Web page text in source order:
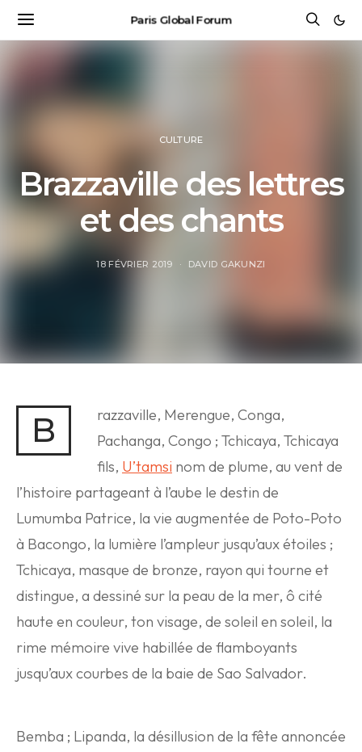
Paris Global Forum
CULTURE
Brazzaville des lettres
et des chants
18 FÉVRIER 2019 DAVID GAKUNZI
B
razzaville, Merengue, Conga,
Pachanga, Congo ; Tchicaya, Tchicaya
fils, U’tamsi nom de plume, au vent de
l’histoire partageant à l’aube le destin de
Lumumba Patrice, la vie augmentée de Poto-Poto
à Bacongo, la lumière l’ampleur jusqu’aux étoiles ;
Tchicaya, masque de bronze, rayon qui tourne et
distingue, a dessiné sur la peau de la mer, ô cité
haute en couleur, ton visage, de soleil en soleil, la
rime mémoire vive habillée de flamboyants
jusqu’aux courbes de la baie de Sao Salvador.
Bemba ; Lipanda, la désillusion de la fête annoncée